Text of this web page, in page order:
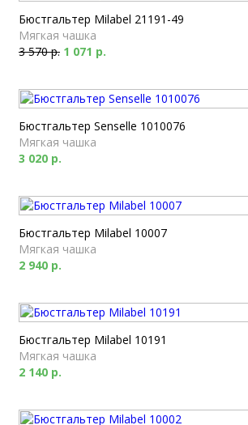
Бюстгальтер Milabel 21191-49
Мягкая чашка
3 570 р. 1 071 р.
Бюстгальтер Senselle 1010076
Мягкая чашка
3 020 р.
Бюстгальтер Milabel 10007
Мягкая чашка
2 940 р.
Бюстгальтер Milabel 10191
Мягкая чашка
2 140 р.